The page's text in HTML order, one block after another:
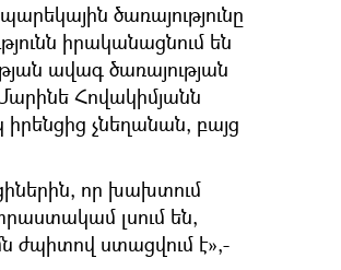
ծառայությունը
իրականացնում են
ավագ ծառայության
Հովակիմյանն
իրենցից չնեղանան, բայց
որ խախտում
լսում են,
ժպիտով ստացվում է»,-